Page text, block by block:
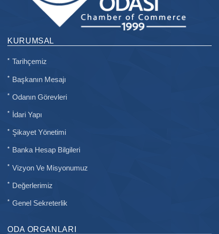
KURUMSAL
Tarihçemiz
Başkanın Mesajı
Odanın Görevleri
İdari Yapı
Şikayet Yönetimi
Banka Hesap Bilgileri
Vizyon Ve Misyonumuz
Değerlerimiz
Genel Sekreterlik
ODA ORGANLARI